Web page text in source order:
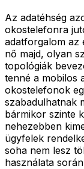
Az adatéhség
okostelefonra
adatforgalom az
nő majd, olyan
topológiák
tenné a mobilos
okostelefonok
szabadulhatnak
bármikor szinte
nehezebben
ügyfelek
soha nem lesz
használata